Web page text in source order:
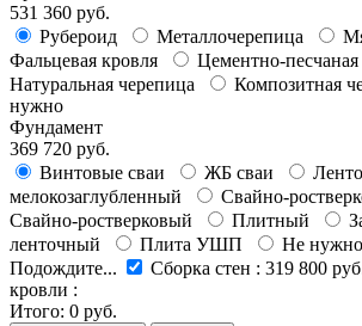
531 360 руб.
Рубероид
Металлочерепица
Фальцевая кровля
Цементно-песчаная
Натуральная черепица
Композитная
нужно
Фундамент
369 720 руб.
Винтовые сваи
ЖБ сваи
мелокозаглубленный
Свайно-
Свайно-ростверковый
Плитный
ленточный
Плита УШП
Не нужно
Подождите...
Сборка стен : 319 800
кровли :
Итого: 0 руб.